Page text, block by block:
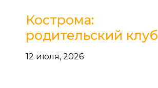
Кострома:
родительский клуб
12 июля, 2026